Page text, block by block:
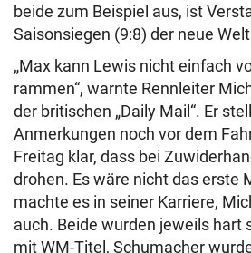
beide zum Beispiel aus, ist
Saisonsiegen (9:8) der neue
„Max kann Lewis nicht einfach
rammen“, warnte Rennleiter
der britischen „Daily Mail“. Er
Anmerkungen noch vor dem
Freitag klar, dass bei
drohen. Es wäre nicht das erste
machte es in seiner Karriere,
auch. Beide wurden jeweils hart
mit WM-Titel, Schumacher